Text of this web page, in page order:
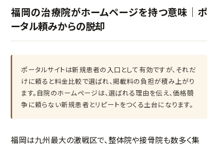
福岡の治療院がホームページを持つ意味｜ポ
ータル頼みからの脱却
ポータルサイトは新規患者の入口として有効ですが、それだ
けに頼ると料金比較で選ばれ、掲載料の負担が積み上がり
ます。自院のホームページは、選ばれる理由を伝え、価格競
争に頼らない新規患者とリピートをつくる土台になります。
福岡は九州最大の激戦区で、整体院や接骨院も数多く集